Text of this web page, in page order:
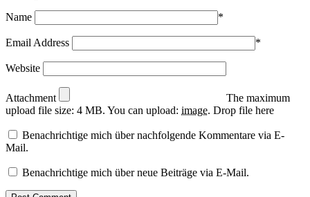
Name *
Email Address *
Website
Attachment
The maximum
upload file size: 4 MB. You can upload: image. Drop file here
Benachrichtige mich über nachfolgende Kommentare via E-
Mail.
Benachrichtige mich über neue Beiträge via E-Mail.